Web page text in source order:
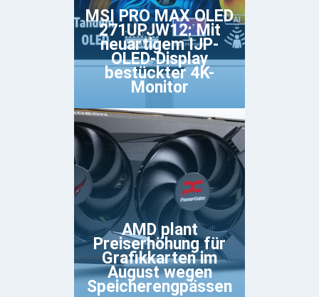
MSI PRO MAX OLED
271UPJW12: Mit
neuartigem IJP-
OLED-Display
bestückter 4K-
Monitor
AMD plant
Preiserhöhung für
Grafikkarten im
August wegen
Speicherengpässen